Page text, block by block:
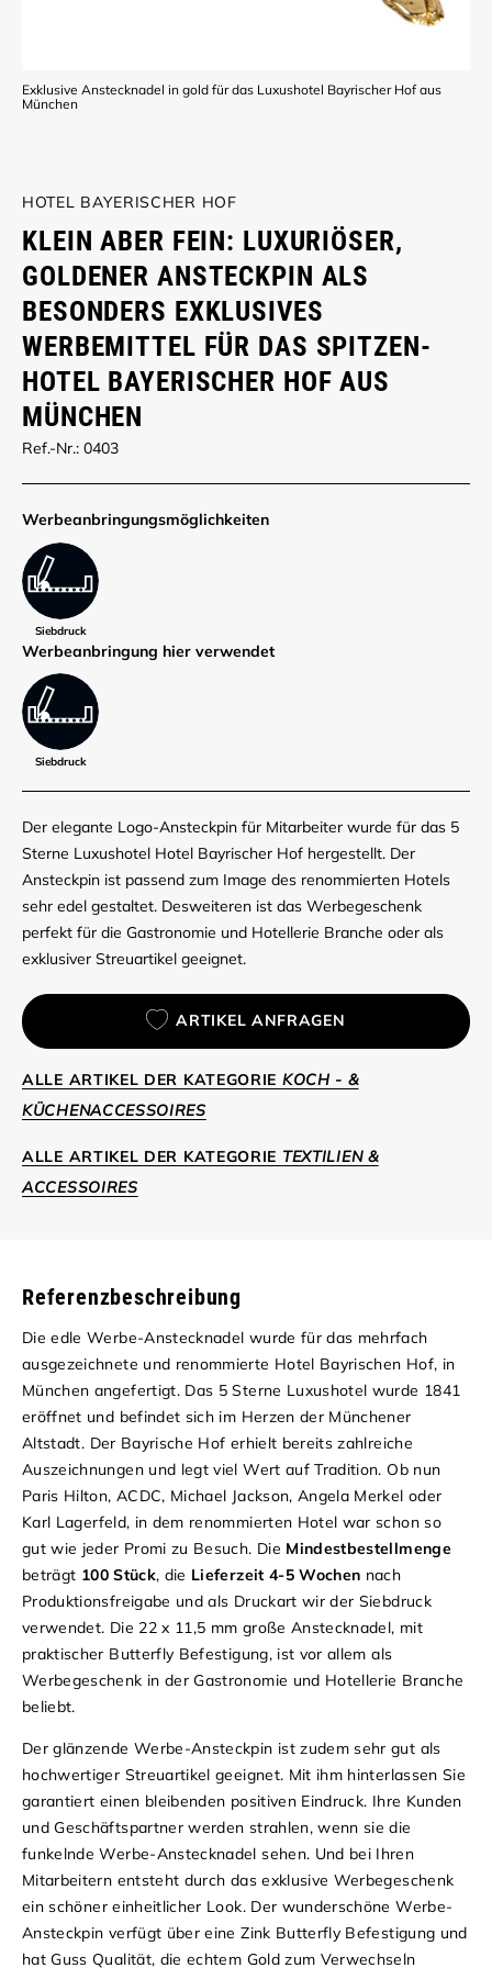
Exklusive Anstecknadel in gold für das Luxushotel Bayrischer Hof aus
München
HOTEL BAYERISCHER HOF
KLEIN ABER FEIN: LUXURIÖSER,
GOLDENER ANSTECKPIN ALS
BESONDERS EXKLUSIVES
WERBEMITTEL FÜR DAS SPITZEN-
HOTEL BAYERISCHER HOF AUS
MÜNCHEN
Ref.-Nr.: 0403
Werbe­anbringungs­möglich­keiten
Siebdruck
Werbe­anbringung hier verwendet
Siebdruck
Der elegante Logo-Ansteckpin für Mitarbeiter wurde für das 5
Sterne Luxushotel Hotel Bayrischer Hof hergestellt. Der
Ansteckpin ist passend zum Image des renommierten Hotels
sehr edel gestaltet. Desweiteren ist das Werbegeschenk
perfekt für die Gastronomie und Hotellerie Branche oder als
exklusiver Streuartikel geeignet.
ARTIKEL ANFRAGEN
ALLE ARTIKEL DER KATEGORIE KOCH - &
KÜCHENACCESSOIRES
ALLE ARTIKEL DER KATEGORIE TEXTILIEN &
ACCESSOIRES
Referenzbeschreibung
Die edle Werbe-Anstecknadel wurde für das mehrfach
ausgezeichnete und renommierte Hotel Bayrischen Hof, in
München angefertigt. Das 5 Sterne Luxushotel wurde 1841
eröffnet und befindet sich im Herzen der Münchener
Altstadt. Der Bayrische Hof erhielt bereits zahlreiche
Auszeichnungen und legt viel Wert auf Tradition. Ob nun
Paris Hilton, ACDC, Michael Jackson, Angela Merkel oder
Karl Lagerfeld, in dem renommierten Hotel war schon so
gut wie jeder Promi zu Besuch. Die Mindestbestellmenge
beträgt 100 Stück, die Lieferzeit 4-5 Wochen nach
Produktionsfreigabe und als Druckart wir der Siebdruck
verwendet. Die 22 x 11,5 mm große Anstecknadel, mit
praktischer Butterfly Befestigung, ist vor allem als
Werbegeschenk in der Gastronomie und Hotellerie Branche
beliebt.
Der glänzende Werbe-Ansteckpin ist zudem sehr gut als
hochwertiger Streuartikel geeignet. Mit ihm hinterlassen Sie
garantiert einen bleibenden positiven Eindruck. Ihre Kunden
und Geschäftspartner werden strahlen, wenn sie die
funkelnde Werbe-Anstecknadel sehen. Und bei Ihren
Mitarbeitern entsteht durch das exklusive Werbegeschenk
ein schöner einheitlicher Look. Der wunderschöne Werbe-
Ansteckpin verfügt über eine Zink Butterfly Befestigung und
hat Guss Qualität, die echtem Gold zum Verwechseln